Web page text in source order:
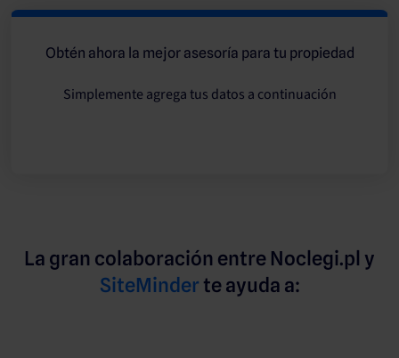
Obtén ahora la mejor asesoría para tu propiedad
Simplemente agrega tus datos a continuación
La gran colaboración entre Noclegi.pl y
SiteMinder te ayuda a: